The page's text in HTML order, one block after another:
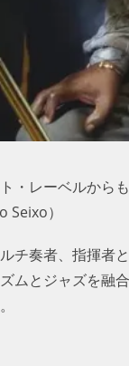
・レーベルから
Seixo）
チ奏者、指揮者
ムとジャズを融